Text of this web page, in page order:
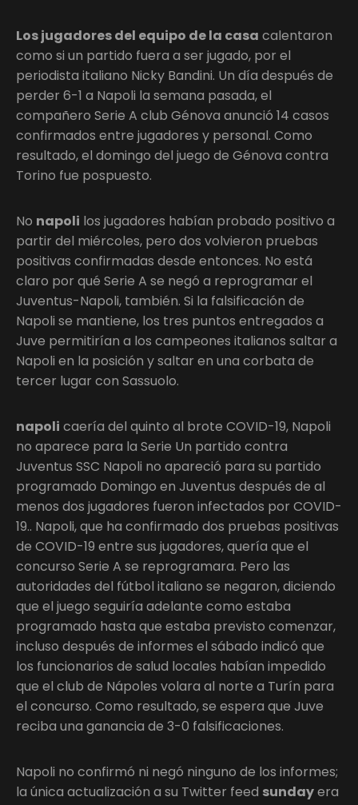
Los jugadores del equipo de la casa calentaron
como si un partido fuera a ser jugado, por el
periodista italiano Nicky Bandini. Un día después de
perder 6-1 a Napoli la semana pasada, el
compañero Serie A club Génova anunció 14 casos
confirmados entre jugadores y personal. Como
resultado, el domingo del juego de Génova contra
Torino fue pospuesto.
No napoli los jugadores habían probado positivo a
partir del miércoles, pero dos volvieron pruebas
positivas confirmadas desde entonces. No está
claro por qué Serie A se negó a reprogramar el
Juventus-Napoli, también. Si la falsificación de
Napoli se mantiene, los tres puntos entregados a
Juve permitirían a los campeones italianos saltar a
Napoli en la posición y saltar en una corbata de
tercer lugar con Sassuolo.
napoli caería del quinto al brote COVID-19, Napoli
no aparece para la Serie Un partido contra
Juventus SSC Napoli no apareció para su partido
programado Domingo en Juventus después de al
menos dos jugadores fueron infectados por COVID-
19.. Napoli, que ha confirmado dos pruebas positivas
de COVID-19 entre sus jugadores, quería que el
concurso Serie A se reprogramara. Pero las
autoridades del fútbol italiano se negaron, diciendo
que el juego seguiría adelante como estaba
programado hasta que estaba previsto comenzar,
incluso después de informes el sábado indicó que
los funcionarios de salud locales habían impedido
que el club de Nápoles volara al norte a Turín para
el concurso. Como resultado, se espera que Juve
reciba una ganancia de 3-0 falsificaciones.
Napoli no confirmó ni negó ninguno de los informes;
la única actualización a su Twitter feed sundayera